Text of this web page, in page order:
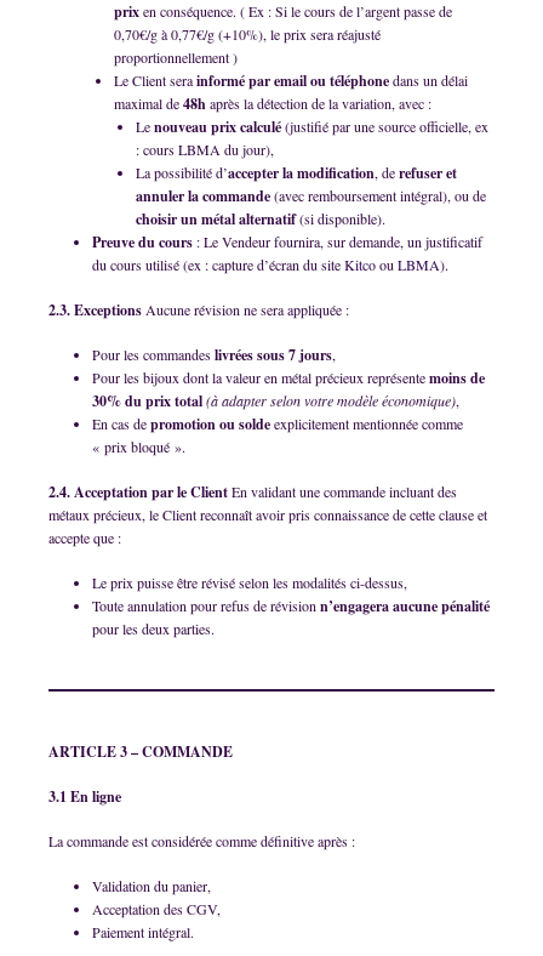
prixen conséquence. ( Ex : Si le cours de l’argent passe de
0,70€/g à 0,77€/g (+10%), le prix sera réajusté
proportionnellement )
Le Client serainformé par email ou téléphonedans un délai
maximal de48haprès la détection de la variation, avec :
Lenouveau prix calculé(justifié par une source officielle, ex
: cours LBMA du jour),
La possibilité d’accepter la modification, derefuser et
annuler la commande(avec remboursement intégral), ou de
choisir un métal alternatif(si disponible).
Preuve du cours : Le Vendeur fournira, sur demande, un justificatif
du cours utilisé (ex : capture d’écran du siteKitcoou LBMA).
2.3. Exceptions Aucune révision ne sera appliquée :
Pour les commandeslivrées sous 7 jours,
Pour les bijoux dont la valeur en métal précieux représentemoins de
30% du prix total(à adapter selon votre modèle économique),
En cas depromotion ou soldeexplicitement mentionnée comme
« prix bloqué ».
2.4. Acceptation par le ClientEn validant une commande incluant des
métaux précieux, le Client reconnaît avoir pris connaissance de cette clause et
accepte que :
Le prix puisse être révisé selon les modalités ci-dessus,
Toute annulation pour refus de révision n’engagera aucune pénalité
pour les deux parties.
ARTICLE 3 – COMMANDE
3.1 En ligne
La commande est considérée comme définitive après :
Validation du panier,
Acceptation des CGV,
Paiement intégral.